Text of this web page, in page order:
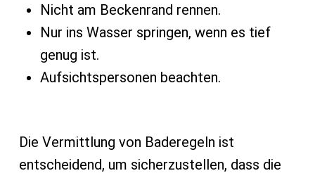
Nicht am Beckenrand rennen.
Nur ins Wasser springen, wenn es tief
genug ist.
Aufsichtspersonen beachten.
Die Vermittlung von Baderegeln ist
entscheidend, um sicherzustellen, dass die